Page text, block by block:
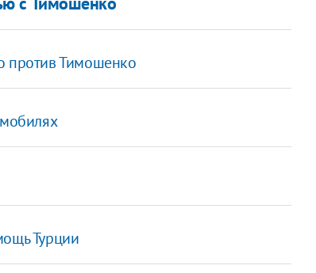
против Тимошенко
Турции